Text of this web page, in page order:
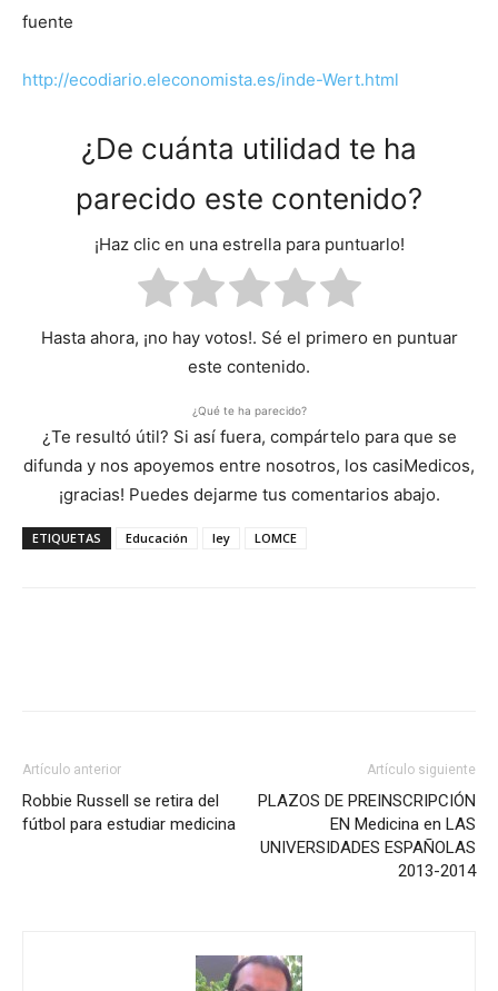
fuente
http://ecodiario.eleconomista.es/inde-Wert.html
¿De cuánta utilidad te ha
parecido este contenido?
¡Haz clic en una estrella para puntuarlo!
Hasta ahora, ¡no hay votos!. Sé el primero en puntuar
este contenido.
¿Qué te ha parecido?
¿Te resultó útil? Si así fuera, compártelo para que se
difunda y nos apoyemos entre nosotros, los casiMedicos,
¡gracias! Puedes dejarme tus comentarios abajo.
ETIQUETAS Educación ley LOMCE
Artículo anterior
Robbie Russell se retira del
fútbol para estudiar medicina
Artículo siguiente
PLAZOS DE PREINSCRIPCIÓN
EN Medicina en LAS
UNIVERSIDADES ESPAÑOLAS
2013-2014